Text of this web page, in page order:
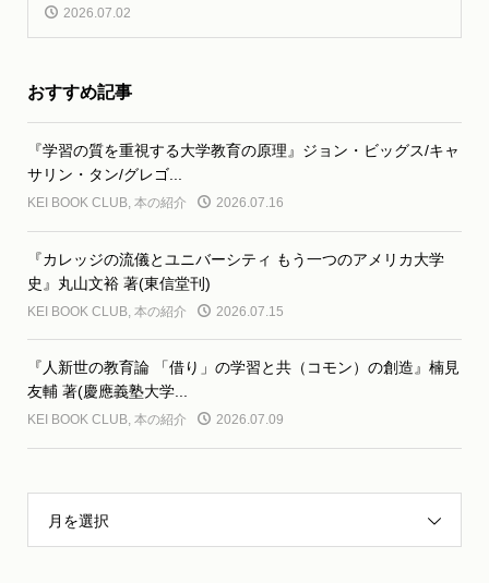
2026.07.02
おすすめ記事
『学習の質を重視する大学教育の原理』ジョン・ビッグス/キャ
サリン・タン/グレゴ...
KEI BOOK CLUB, 本の紹介 2026.07.16
『カレッジの流儀とユニバーシティ もう一つのアメリカ大学
史』丸山文裕 著(東信堂刊)
KEI BOOK CLUB, 本の紹介 2026.07.15
『人新世の教育論 「借り」の学習と共（コモン）の創造』楠見
友輔 著(慶應義塾大学...
KEI BOOK CLUB, 本の紹介 2026.07.09
月を選択